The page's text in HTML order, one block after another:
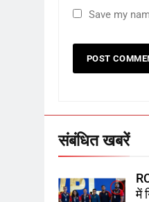
Save my
संबंधित खबरें
में